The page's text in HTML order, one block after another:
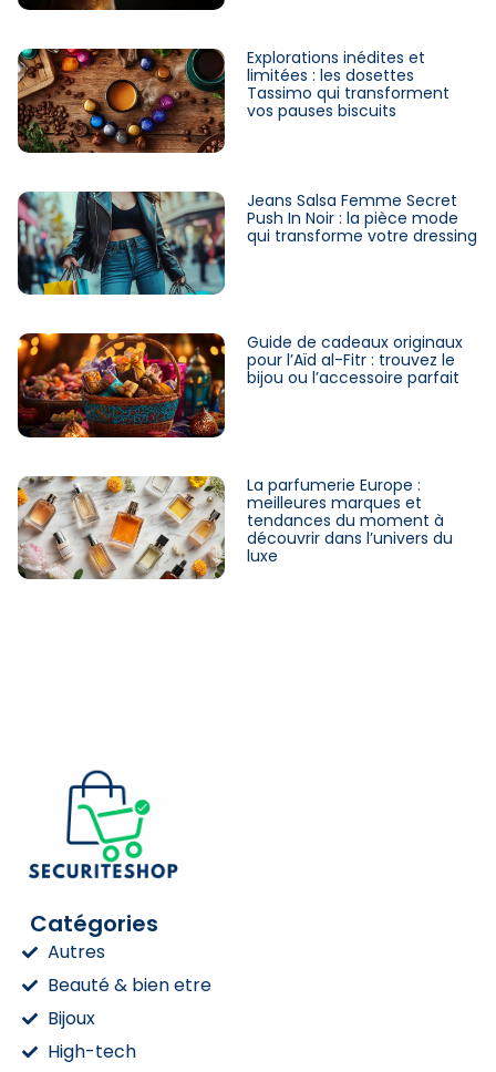
Explorations inédites et
limitées : les dosettes
Tassimo qui transforment
vos pauses biscuits
Jeans Salsa Femme Secret
Push In Noir : la pièce mode
qui transforme votre dressing
Guide de cadeaux originaux
pour l’Aïd al-Fitr : trouvez le
bijou ou l’accessoire parfait
La parfumerie Europe :
meilleures marques et
tendances du moment à
découvrir dans l’univers du
luxe
Catégories
Autres
Beauté & bien etre
Bijoux
High-tech